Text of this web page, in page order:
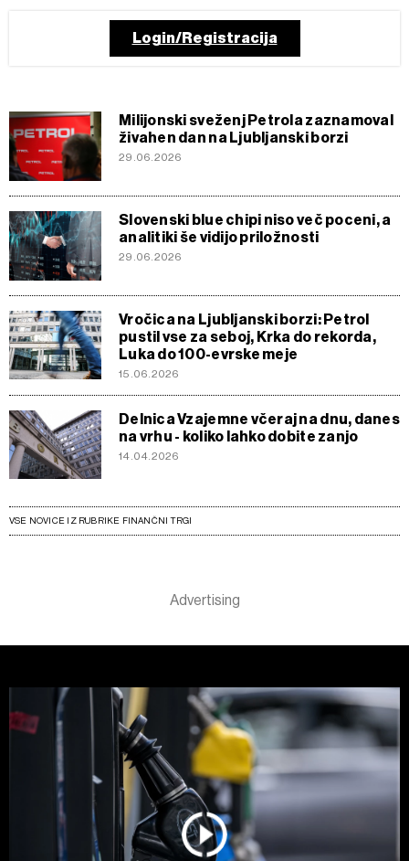
Login/Registracija
Milijonski sveženj Petrola zaznamoval
živahen dan na Ljubljanski borzi
29.06.2026
Slovenski blue chipi niso več poceni, a
analitiki še vidijo priložnosti
29.06.2026
Vročica na Ljubljanski borzi: Petrol
pustil vse za seboj, Krka do rekorda,
Luka do 100-evrske meje
15.06.2026
Delnica Vzajemne včeraj na dnu, danes
na vrhu - koliko lahko dobite zanjo
14.04.2026
VSE NOVICE IZ RUBRIKE FINANČNI TRGI